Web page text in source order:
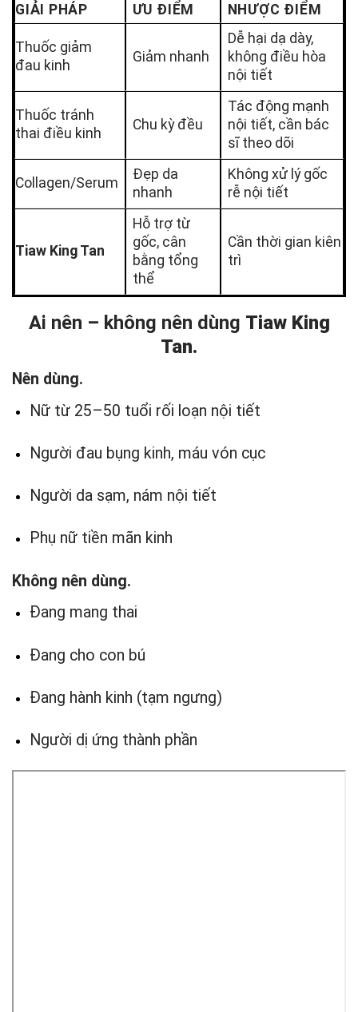
GIẢI PHÁP ƯU ĐIỂM NHƯỢC ĐIỂM
Thuốc giảm
đau kinh
Giảm nhanh
Dễ hại dạ dày,
không điều hòa
nội tiết
Thuốc tránh
thai điều kinh
Chu kỳ đều
Tác động mạnh
nội tiết, cần bác
sĩ theo dõi
Collagen/Serum
Đẹp da
nhanh
Không xử lý gốc
rễ nội tiết
Tiaw King Tan
Hỗ trợ từ
gốc, cân
bằng tổng
thể
Cần thời gian kiên
trì
Ai nên – không nên dùng Tiaw King
Tan.
Nên dùng.
Nữ từ 25–50 tuổi rối loạn nội tiết
Người đau bụng kinh, máu vón cục
Người da sạm, nám nội tiết
Phụ nữ tiền mãn kinh
Không nên dùng.
Đang mang thai
Đang cho con bú
Đang hành kinh (tạm ngưng)
Người dị ứng thành phần